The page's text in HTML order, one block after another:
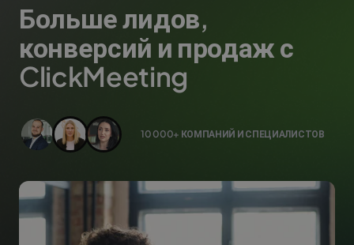
Больше лидов,
конверсий и продаж с
ClickMeeting
10 000+ КОМПАНИЙ И СПЕЦИАЛИСТОВ